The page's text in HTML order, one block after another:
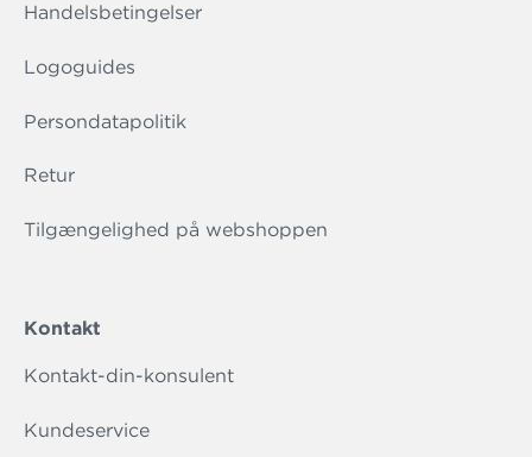
Handelsbetingelser
Logoguides
Persondatapolitik
Retur
Tilgængelighed på webshoppen
Kontakt
Kontakt-din-konsulent
Kundeservice